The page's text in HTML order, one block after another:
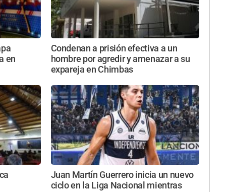
en
Condenan a prisión efectiva a un
hombre por agredir y amenazar a su
expareja en Chimbas
Juan Martín Guerrero inicia un nuevo
ciclo en la Liga Nacional mientras